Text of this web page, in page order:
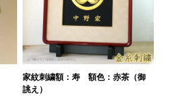
家紋刺繍額：寿 額色：赤茶（御
誂え）